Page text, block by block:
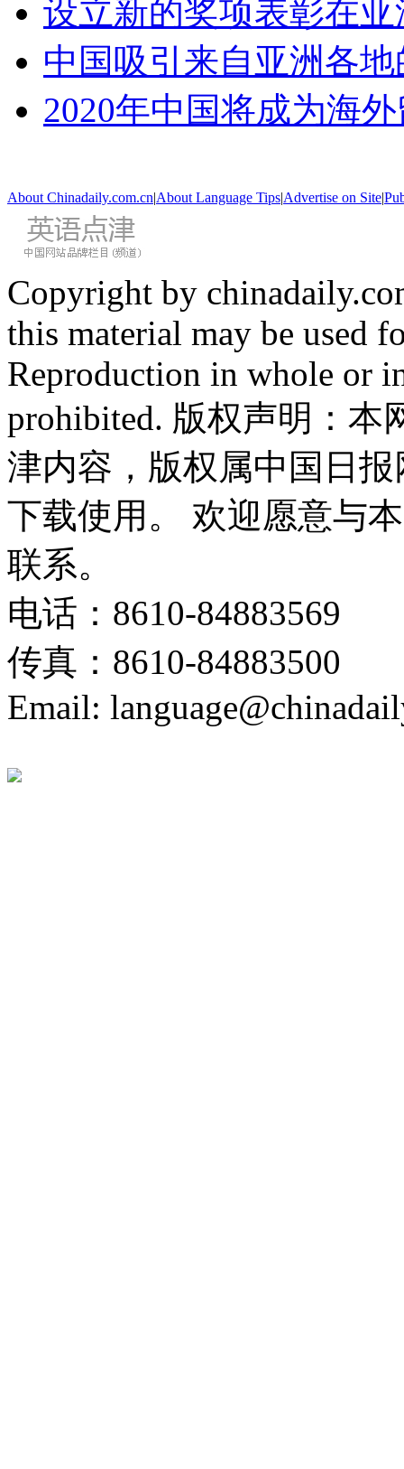
设立新的奖项表彰在
中国吸引来自亚洲各
2020年中国将成为海
About Chinadaily.com.cn|About Language Tips|Advertise on Site|
Copyright by
this material may be used
Reproduction in whole or
prohibited. 版权声明：
津内容，版权属中国日
下载使用。 欢迎愿意与
联系。
电话：8610-84883569
传真：8610-84883500
Email: